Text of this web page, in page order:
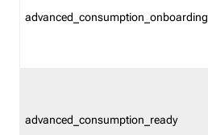
advanced_consumption_onboarding
advanced_consumption_ready